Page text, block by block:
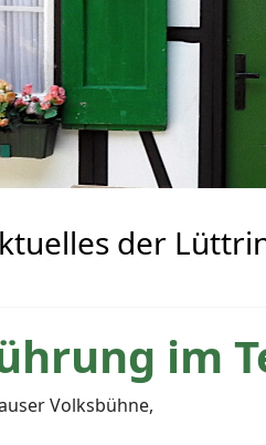
der
im
Volksbühne,